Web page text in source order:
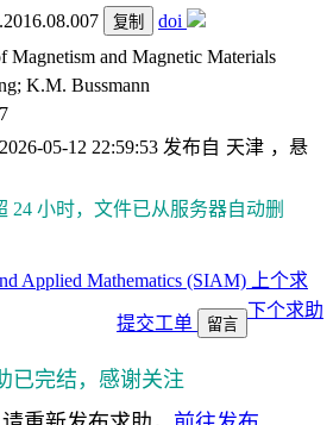
复制 doi
Magnetism and Magnetic Materials
K.M. Bussmann
05-12 22:59:53 发布自 天津 ，悬
24 小时，文件已从服务器自动删
上个求
下个求助
提交工单 留言
已完结，感谢关注